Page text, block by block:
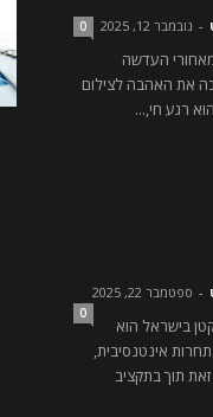
- נובמבר 12, 2025 0
העדשה
את האהבה לצילום
רגע חי,...
- ספטמבר 22, 2025
0
בישראל הוא
אינטנסיבית,
תוך בתקציב